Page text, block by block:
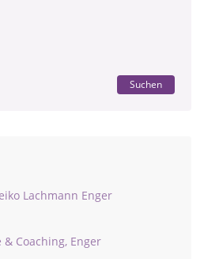
Suchen
Lachmann Enger
Coaching, Enger